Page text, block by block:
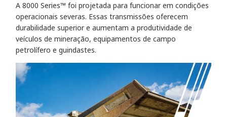
A 8000 Series™ foi projetada para funcionar em condições
operacionais severas. Essas transmissões oferecem
durabilidade superior e aumentam a produtividade de
veículos de mineração, equipamentos de campo
petrolífero e guindastes.